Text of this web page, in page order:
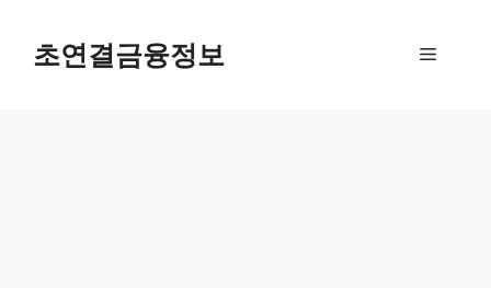
초연결금융정보 메